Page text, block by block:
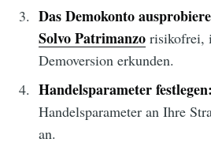
Das Demokonto
Solvo Patrimanzorisikofrei,
Demoversion erkunden.
Handelsparameter festlegen:
Handelsparameter an Ihre
an.